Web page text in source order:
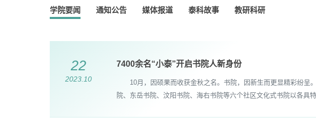
学院要闻 通知公告 媒体报道 泰科故事 教研科研
22
2023.10
7400余名“小泰”开启书院人新身份
10月，因硕果而收获金秋之名。书院，因新生而更显精彩纷呈。
院、东岳书院、汶阳书院、海右书院等六个社区文化式书院以各